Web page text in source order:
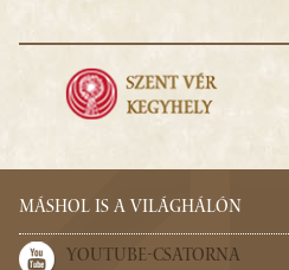
MÁSHOL IS A VILÁGHÁLÓN
YOUTUBE-CSATORNA